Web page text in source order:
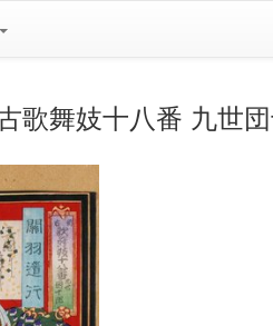
歌舞妓十八番 九世